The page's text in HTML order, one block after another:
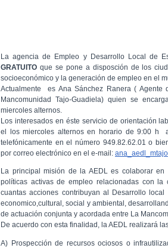
La agencia de Empleo y Desarrollo Local de
GRATUITO que se pone a disposción de los
socioeconómico y la generación de empleo en el
Actualmente es Ana Sánchez Ranera (
Mancomunidad Tajo-Guadiela) quien se
miercoles alternos.
Los interesados en éste servicio de orientación
el los miercoles alternos en horario de 9:00 h
telefónicamente en el número 949.82.62.01 o
por correo electrónico en el e-mail:
La principal misión de la AEDL es colaborar
políticas activas de empleo relacionadas con la
cuantas acciones contribuyan al Desarrollo
economico,cultural, social y ambiental,
de actuación conjunta y acordada entre La
De acuerdo con esta finalidad, la AEDL realizará
A) Prospección de recursos ociosos o